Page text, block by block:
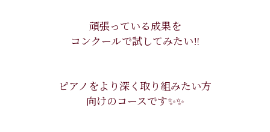
頑張っている成果を
コンクールで試してみたい‼️
ピアノをより深く取り組みたい方
向けのコースです✨✨